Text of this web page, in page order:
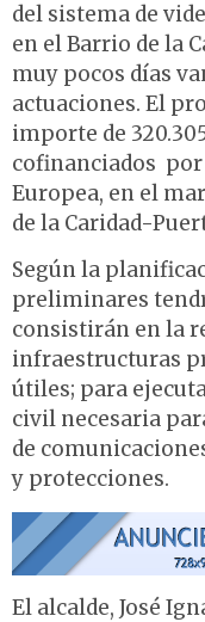
del sistema de
en el Barrio de la
muy pocos días
actuaciones. El
importe de
cofinanciados por
Europea, en el
de la Caridad-
Según la
preliminares
consistirán en la
infraestructuras
útiles; para
civil necesaria
de
y protecciones.
El alcalde, José